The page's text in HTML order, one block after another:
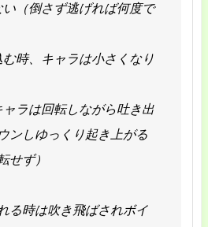
（倒さず逃げれば何度で
時、キャラは小さくなり
ラは回転しながら吐き出
ンしゆっくり起き上がる
せず）
る時は吹き飛ばされボイ